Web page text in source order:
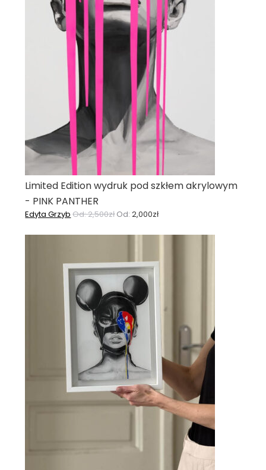
Limited Edition wydruk pod szkłem akrylowym
- PINK PANTHER
Edyta Grzyb Od:2,500złOd:2,000zł